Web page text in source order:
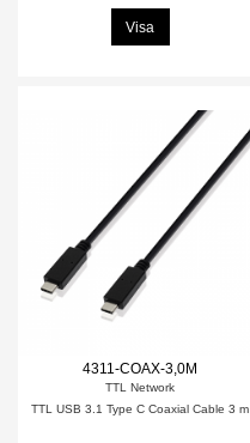
Visa
4311-COAX-3,0M
TTL Network
TTL USB 3.1 Type C Coaxial Cable 3 m